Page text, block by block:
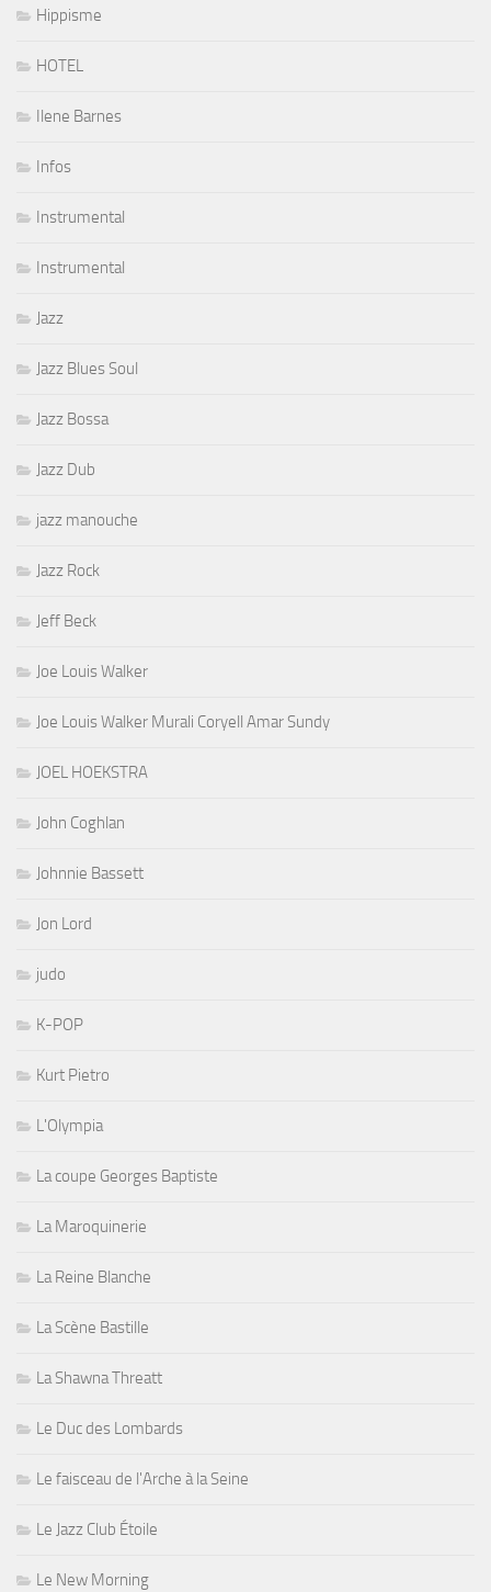
Hippisme
HOTEL
Ilene Barnes
Infos
Instrumental
Instrumental
Jazz
Jazz Blues Soul
Jazz Bossa
Jazz Dub
jazz manouche
Jazz Rock
Jeff Beck
Joe Louis Walker
Joe Louis Walker Murali Coryell Amar Sundy
JOEL HOEKSTRA
John Coghlan
Johnnie Bassett
Jon Lord
judo
K-POP
Kurt Pietro
L'Olympia
La coupe Georges Baptiste
La Maroquinerie
La Reine Blanche
La Scène Bastille
La Shawna Threatt
Le Duc des Lombards
Le faisceau de l'Arche à la Seine
Le Jazz Club Étoile
Le New Morning